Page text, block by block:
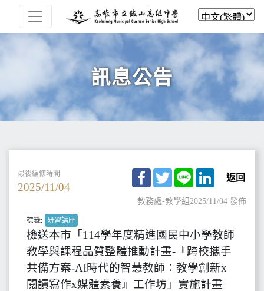
訊息公告
最後編修時間
2025/11/04
Facebook
TwitterLine LinkedIn
返回
教務處-教學組2025/11/04 發佈
標籤: 研習講座
檢送本市「114學年度精進國民中小學教師
教學與課程品質整體推動計畫-『跨校攜手
共備方案-AI時代的智慧教師：教學創新x
閱讀寫作x媒體素養』工作坊」實施計畫